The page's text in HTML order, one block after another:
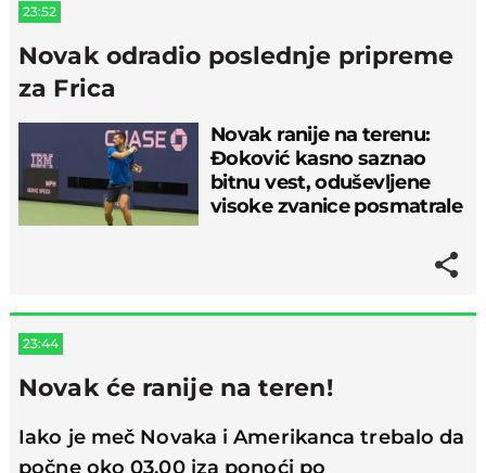
23:52
Novak odradio poslednje pripreme
za Frica
Novak ranije na terenu:
Đoković kasno saznao
bitnu vest, oduševljene
visoke zvanice posmatrale
23:44
Novak će ranije na teren!
Iako je meč Novaka i Amerikanca trebalo da
počne oko 03.00 iza ponoći po